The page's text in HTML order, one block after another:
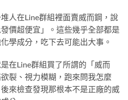
人在Line群組裡面賣威而鋼，說
價超便宜」。這些幾乎全部都是
學成分，吃下去可能出大事。
在Line群組買了所謂的「威而
裂、視力模糊，跑來問我怎麼
來檢查發現那根本不是正廠的威